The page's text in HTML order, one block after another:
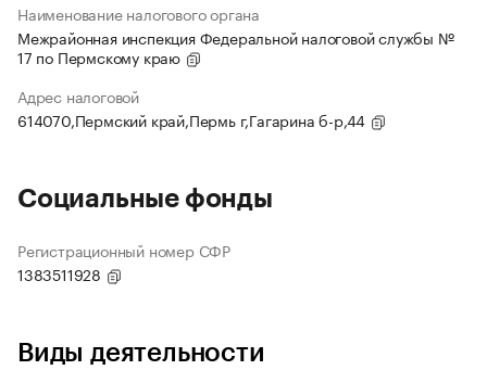
Наименование налогового органа
Межрайонная инспекция Федеральной налоговой службы №
17 по Пермскому краю
Адрес налоговой
614070,Пермский край,Пермь г,Гагарина б-р,44
Социальные фонды
Регистрационный номер СФР
1383511928
Виды деятельности